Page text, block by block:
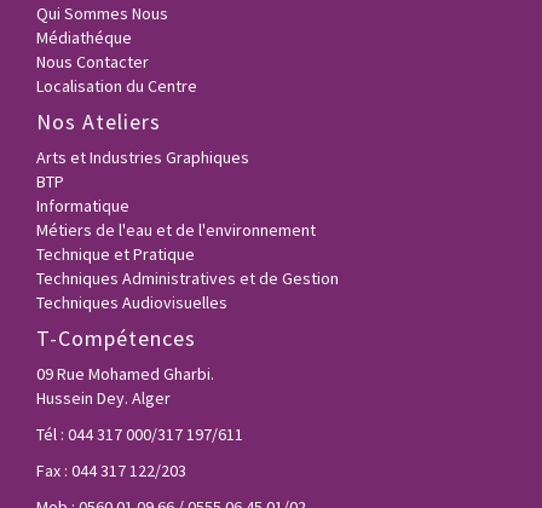
Qui Sommes Nous
Médiathéque
Nous Contacter
Localisation du Centre
Nos Ateliers
Arts et Industries Graphiques
BTP
Informatique
Métiers de l'eau et de l'environnement
Technique et Pratique
Techniques Administratives et de Gestion
Techniques Audiovisuelles
T-Compétences
09 Rue Mohamed Gharbi.
Hussein Dey. Alger
Tél : 044 317 000/317 197/611
Fax : 044 317 122/203